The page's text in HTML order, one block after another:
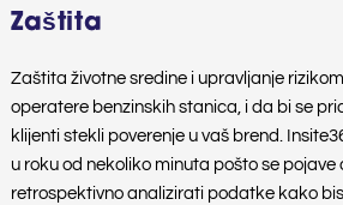
Zaštita
Zaštita životne sredine i upravljanje
operatere benzinskih stanica, i da bi se
klijenti stekli poverenje u vaš brend.
u roku od nekoliko minuta pošto se pojave
retrospektivno analizirati podatke kako